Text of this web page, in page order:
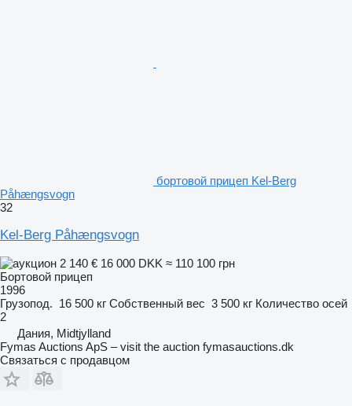
бортовой прицеп Kel-Berg
Påhængsvogn
32
Kel-Berg Påhængsvogn
2 140 € 16 000 DKK ≈ 110 100 грн
Бортовой прицеп
1996
Грузопод. 16 500 кг Собственный вес 3 500 кг Количество осей
2
Дания, Midtjylland
Fymas Auctions ApS – visit the auction fymasauctions.dk
Связаться с продавцом